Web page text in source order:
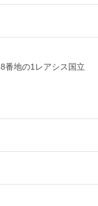
番地の1レアシス国立